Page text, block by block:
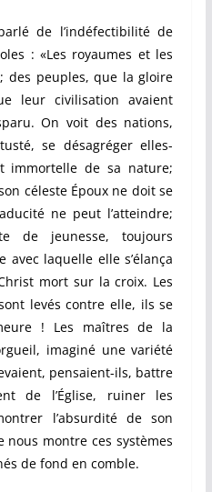
de l’indéfectibilité de
: «Les royaumes et les
des peuples, que la gloire
leur civilisation avaient
On voit des nations,
se désagréger elles-
immortelle de sa nature;
céleste Époux ne doit se
ne peut l’atteindre;
de jeunesse, toujours
laquelle elle s’élança
mort sur la croix. Les
levés contre elle, ils se
! Les maîtres de la
imaginé une variété
pensaient-ils, battre
de l’Église, ruiner les
l’absurdité de son
nous montre ces systèmes
de fond en comble.